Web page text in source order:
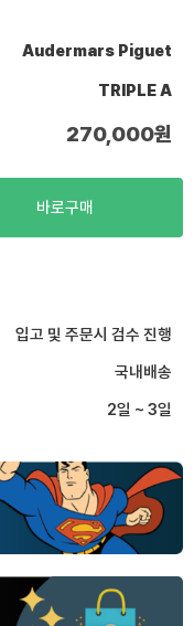
Audermars Piguet
TRIPLE A
270,000원
바로구매
입고 및 주문시 검수 진행
국내배송
2일 ~ 3일